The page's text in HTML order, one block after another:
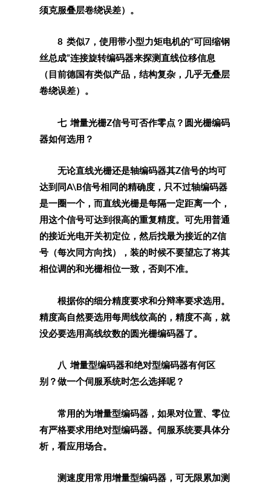
须克服叠层卷绕误差）。
8 类似7，使用带小型力矩电机的“可回缩钢
丝总成”连接旋转编码器来探测直线位移信息
（目前德国有类似产品，结构复杂，几乎无叠层
卷绕误差）。
七 增量光栅Z信号可否作零点？圆光栅编码
器如何选用？
无论直线光栅还是轴编码器其Z信号的均可
达到同A\B信号相同的精确度，只不过轴编码器
是一圈一个，而直线光栅是每隔一定距离一个，
用这个信号可达到很高的重复精度。可先用普通
的接近光电开关初定位，然后找最为接近的Z信
号（每次同方向找），装的时候不要望忘了将其
相位调的和光栅相位一致，否则不准。
根据你的细分精度要求和分辩率要求选用。
精度高自然要选用每周线纹高的，精度不高，就
没必要选用高线纹数的圆光栅编码器了。
八 增量型编码器和绝对型编码器有何区
别？做一个伺服系统时怎么选择呢？
常用的为增量型编码器，如果对位置、零位
有严格要求用绝对型编码器。伺服系统要具体分
析，看应用场合。
测速度用常用增量型编码器，可无限累加测